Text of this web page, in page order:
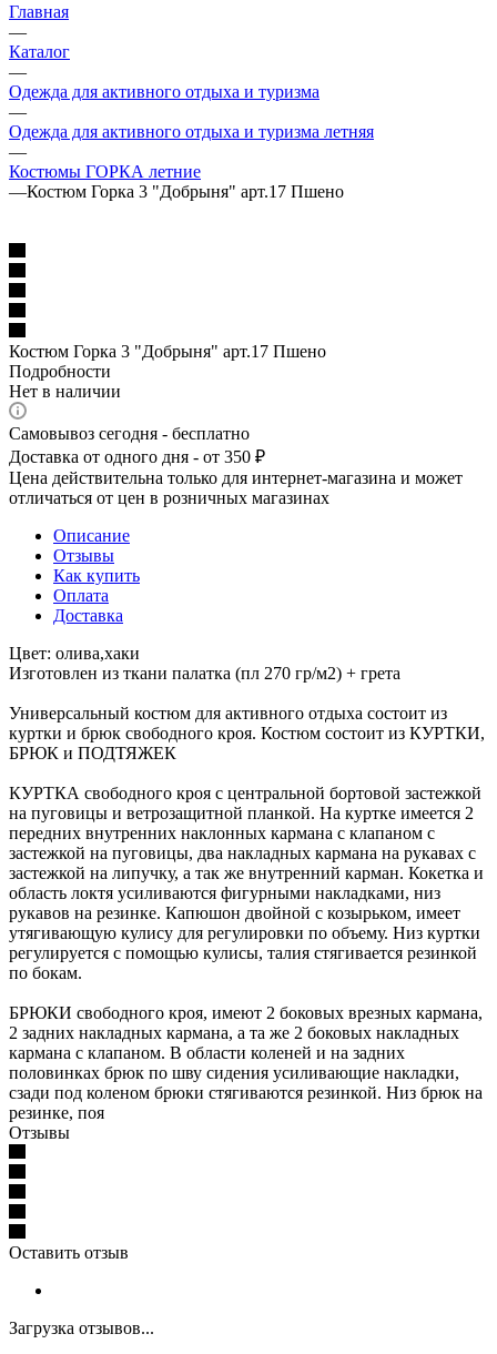
Главная
—
Каталог
—
Одежда для активного отдыха и туризма
—
Одежда для активного отдыха и туризма летняя
—
Костюмы ГОРКА летние
—Костюм Горка 3 "Добрыня" арт.17 Пшено
Костюм Горка 3 "Добрыня" арт.17 Пшено
Подробности
Нет в наличии
Самовывоз сегодня - бесплатно
Доставка от одного дня - от 350 ₽
Цена действительна только для интернет-магазина и может
отличаться от цен в розничных магазинах
Описание
Отзывы
Как купить
Оплата
Доставка
Цвет: олива,хаки
Изготовлен из ткани палатка (пл 270 гр/м2) + грета
Универсальный костюм для активного отдыха состоит из
куртки и брюк свободного кроя. Костюм состоит из КУРТКИ,
БРЮК и ПОДТЯЖЕК
КУРТКА свободного кроя с центральной бортовой застежкой
на пуговицы и ветрозащитной планкой. На куртке имеется 2
передних внутренних наклонных кармана с клапаном с
застежкой на пуговицы, два накладных кармана на рукавах с
застежкой на липучку, а так же внутренний карман. Кокетка и
область локтя усиливаются фигурными накладками, низ
рукавов на резинке. Капюшон двойной с козырьком, имеет
утягивающую кулису для регулировки по объему. Низ куртки
регулируется с помощью кулисы, талия стягивается резинкой
по бокам.
БРЮКИ свободного кроя, имеют 2 боковых врезных кармана,
2 задних накладных кармана, а та же 2 боковых накладных
кармана с клапаном. В области коленей и на задних
половинках брюк по шву сидения усиливающие накладки,
сзади под коленом брюки стягиваются резинкой. Низ брюк на
резинке, поя
Отзывы
Оставить отзыв
Загрузка отзывов...